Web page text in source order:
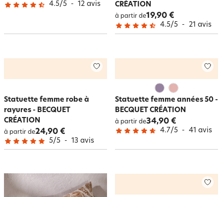
4.5/5 - 12 avis
CRÉATION
à partir de19,90 €
4.5/5 - 21 avis
Statuette femme robe à
rayures - BECQUET
CRÉATION
à partir de24,90 €
5/5 - 13 avis
Statuette femme années 50 -
BECQUET CRÉATION
à partir de34,90 €
4.7/5 - 41 avis